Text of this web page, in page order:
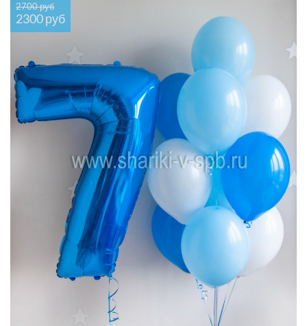
2700 руб
2300 руб